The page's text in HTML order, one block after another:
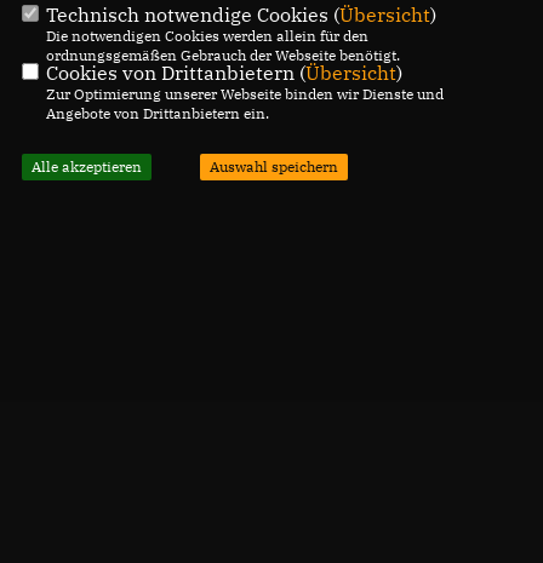
Technisch notwendige Cookies (Übersicht)
Die notwendigen Cookies werden allein für den
ordnungsgemäßen Gebrauch der Webseite benötigt.
Cookies von Drittanbietern (Übersicht)
Zur Optimierung unserer Webseite binden wir Dienste und
Angebote von Drittanbietern ein.
Alle akzeptieren Auswahl speichern